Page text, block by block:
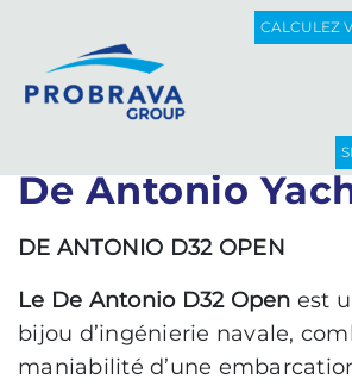
CALCULEZ
BATEAUX NOUVEAUX DE
Retour à la liste
De Antonio
DE ANTONIO D32 OPEN
Le De Antonio D32 Open est
bijou d’ingénierie navale,
maniabilité d’une